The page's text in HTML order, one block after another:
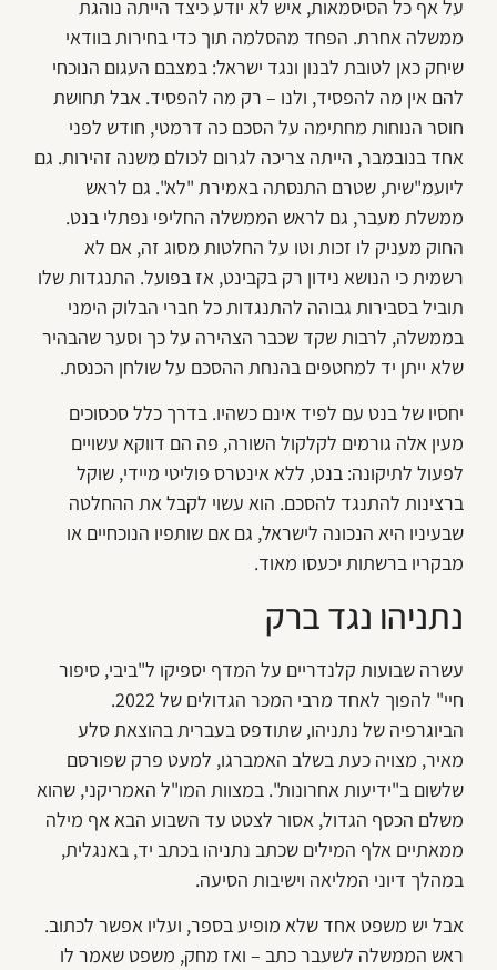
על אף כל הסיסמאות, איש לא יודע כיצד הייתה נוהגת
ממשלה אחרת. הפחד מהסלמה תוך כדי בחירות בוודאי
שיחק כאן לטובת לבנון ונגד ישראל: במצבם העגום הנוכחי
להם אין מה להפסיד, ולנו – רק מה להפסיד. אבל תחושת
חוסר הנוחות מחתימה על הסכם כה דרמטי, חודש לפני
אחד בנובמבר, הייתה צריכה לגרום לכולם משנה זהירות. גם
ליועמ"שית, שטרם התנסתה באמירת "לא". גם לראש
ממשלת מעבר, גם לראש הממשלה החליפי נפתלי בנט.
החוק מעניק לו זכות וטו על החלטות מסוג זה, אם לא
רשמית כי הנושא נידון רק בקבינט, אז בפועל. התנגדות שלו
תוביל בסבירות גבוהה להתנגדות כל חברי הבלוק הימני
בממשלה, לרבות שקד שכבר הצהירה על כך וסער שהבהיר
שלא ייתן יד למחטפים בהנחת ההסכם על שולחן הכנסת.
יחסיו של בנט עם לפיד אינם כשהיו. בדרך כלל סכסוכים
מעין אלה גורמים לקלקול השורה, פה הם דווקא עשויים
לפעול לתיקונה: בנט, ללא אינטרס פוליטי מיידי, שוקל
ברצינות להתנגד להסכם. הוא עשוי לקבל את ההחלטה
שבעיניו היא הנכונה לישראל, גם אם שותפיו הנוכחיים או
מבקריו ברשתות יכעסו מאוד.
נתניהו נגד ברק
עשרה שבועות קלנדריים על המדף יספיקו ל"ביבי, סיפור
חיי" להפוך לאחד מרבי המכר הגדולים של 2022.
הביוגרפיה של נתניהו, שתודפס בעברית בהוצאת סלע
מאיר, מצויה כעת בשלב האמברגו, למעט פרק שפורסם
שלשום ב"ידיעות אחרונות". במצוות המו"ל האמריקני, שהוא
משלם הכסף הגדול, אסור לצטט עד השבוע הבא אף מילה
ממאתיים אלף המילים שכתב נתניהו בכתב יד, באנגלית,
במהלך דיוני המליאה וישיבות הסיעה.
אבל יש משפט אחד שלא מופיע בספר, ועליו אפשר לכתוב.
ראש הממשלה לשעבר כתב – ואז מחק, משפט שאמר לו